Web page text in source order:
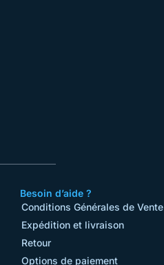
Besoin d’aide ?
Conditions Générales de Vente​
Expédition et livraison
Retour
Options de paiement